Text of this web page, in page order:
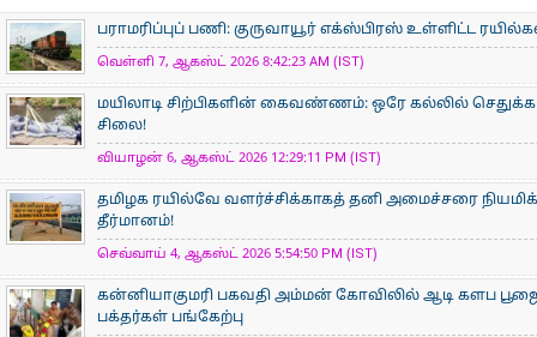
பராமரிப்புப் பணி: குருவாயூர் எக்ஸ்பிரஸ் உள்ளிட்ட
வெள்ளி 7, ஆகஸ்ட் 2026 8:42:23 AM (IST)
மயிலாடி சிற்பிகளின் கைவண்ணம்: ஒரே கல்லில்
சிலை!
வியாழன் 6, ஆகஸ்ட் 2026 12:29:11 PM (IST)
தமிழக ரயில்வே வளர்ச்சிக்காகத் தனி அமைச்சரை
தீர்மானம்!
செவ்வாய் 4, ஆகஸ்ட் 2026 5:54:50 PM (IST)
கன்னியாகுமரி பகவதி அம்மன் கோவிலில் ஆடி களப
பக்தர்கள் பங்கேற்பு